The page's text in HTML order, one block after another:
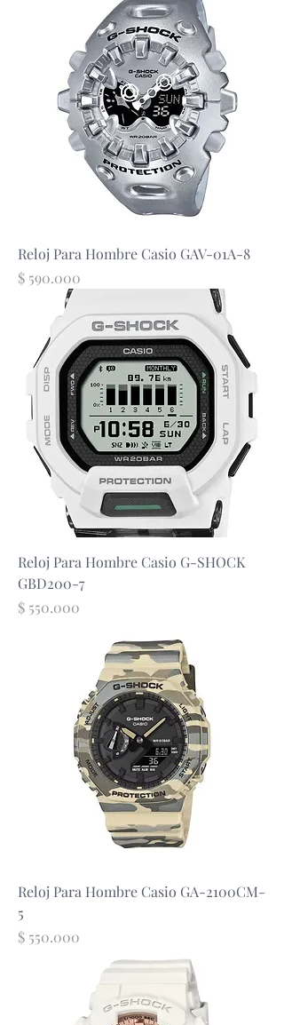
Reloj Para Hombre Casio GAV-01A-8
Precio
$ 590.000
Reloj Para Hombre Casio G-SHOCK
GBD200-7
Precio
$ 550.000
Reloj Para Hombre Casio GA-2100CM-
5
Precio
$ 550.000